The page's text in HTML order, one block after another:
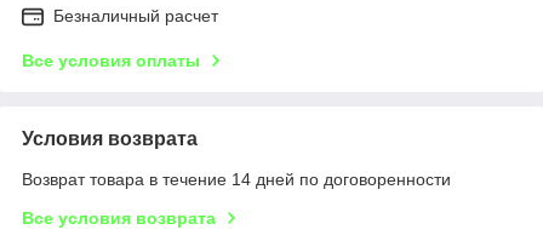
Безналичный расчет
Все условия оплаты
Условия возврата
Возврат товара в течение 14 дней по договоренности
Все условия возврата